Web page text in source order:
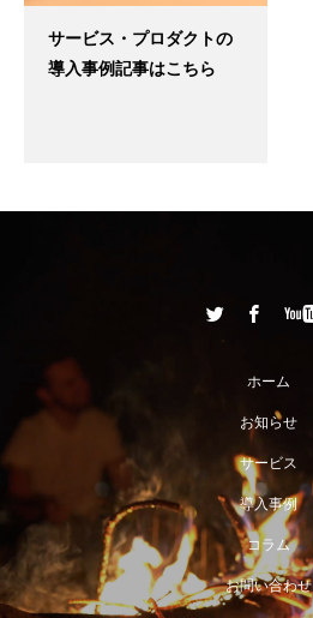
サービス・プロダクトの
導入事例記事はこちら
ホーム
お知らせ
サービス
導入事例
コラム
お問い合わせ